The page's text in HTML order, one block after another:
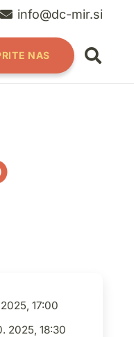
info@dc-mir.si
NAS
17:00
2025, 18:30